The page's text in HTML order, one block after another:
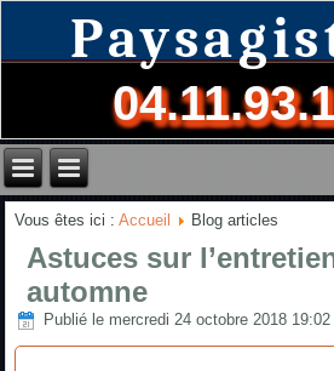
Vous êtes ici :Accueil Blog articles
Astuces sur
automne
Publié le mercredi 24 octobre 2018 19:02